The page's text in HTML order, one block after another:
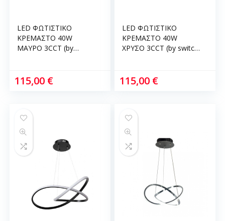
LED ΦΩΤΙΣΤΙΚΟ
ΚΡΕΜΑΣΤΟ 40W
ΜΑΥΡΟ 3CCT (by
BLACK
115,00 €
LED ΦΩΤΙΣΤΙΚΟ
ΚΡΕΜΑΣΤΟ 40W
ΧΡΥΣΟ 3CCT (by switch
GOLDEN
115,00 €